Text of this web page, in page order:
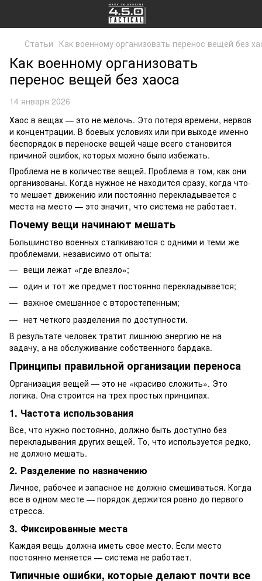
Статьи Как военному организовать перенос вещей без
Как военному организовать
перенос вещей без хаоса
14 января 2026
Хаос в вещах — это не мелочь. Это потеря времени, нервов
и концентрации. В боевых условиях или при выходе именно
беспорядок в переноске вещей чаще всего становится
причиной ошибок, которых можно было избежать.
Проблема не в количестве вещей. Проблема в том, как они
организованы. Когда нужное не находится сразу, когда что-
то мешает движению или постоянно перекладывается с
места на место — это значит, что система не работает.
Почему вещи начинают мешать
Большинство военных сталкиваются с одними и теми же
проблемами, независимо от опыта:
вещи лежат «где влезло»;
один и тот же предмет постоянно перекладывается;
важное смешанное с второстепенным;
нет четкого разделения по доступности.
В результате человек тратит лишнюю энергию не на
задачу, а на обслуживание собственного бардака.
Принципы правильной организации переноса
Организация вещей — это не «красиво сложить». Это
логика. Она строится на трех простых принципах.
1. Частота использования
Все, что нужно постоянно, должно быть доступно без
перекладывания других вещей. То, что используется редко,
не должно мешать.
2. Разделение по назначению
Личное, рабочее и запасное не должно смешиваться. Когда
все в одном месте — порядок держится ровно до первого
стресса.
3. Фиксированные места
Каждая вещь должна иметь свое место. Если место
постоянно меняется — система не работает.
Типичные ошибки, которые делают почти все